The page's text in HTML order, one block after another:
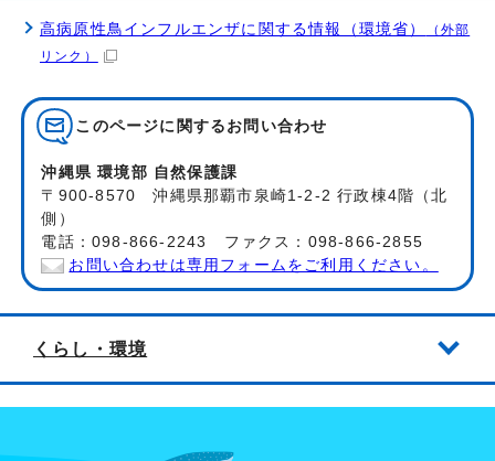
高病原性鳥インフルエンザに関する情報（環境省）
（外部
リンク）
このページに関する お問い合わせ
沖縄県 環境部 自然保護課
〒900-8570 沖縄県那覇市泉崎1-2-2 行政棟4階（北
側）
電話：098-866-2243 ファクス：098-866-2855
お問い合わせは専用フォームをご利用ください。
くらし・環境